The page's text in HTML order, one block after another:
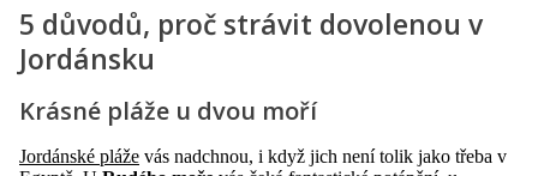
5 důvodů, proč strávit dovolenou v
Jordánsku
Krásné pláže u dvou moří
Jordánské pláže vás nadchnou, i když jich není tolik jako třeba v